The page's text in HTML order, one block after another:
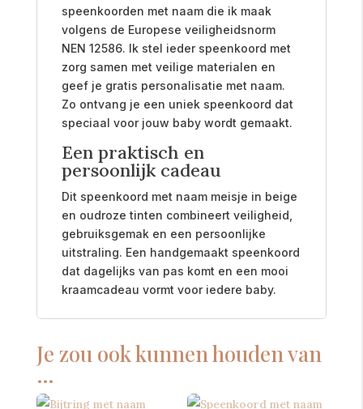
speenkoorden met naam die ik maak
volgens de Europese veiligheidsnorm
NEN 12586. Ik stel ieder speenkoord met
zorg samen met veilige materialen en
geef je gratis personalisatie met naam.
Zo ontvang je een uniek speenkoord dat
speciaal voor jouw baby wordt gemaakt.
Een praktisch en
persoonlijk cadeau
Dit speenkoord met naam meisje in beige
en oudroze tinten combineert veiligheid,
gebruiksgemak en een persoonlijke
uitstraling. Een handgemaakt speenkoord
dat dagelijks van pas komt en een mooi
kraamcadeau vormt voor iedere baby.
Je zou ook kunnen houden van
…